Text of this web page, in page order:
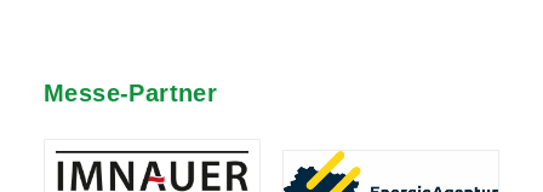
Messe-Partner